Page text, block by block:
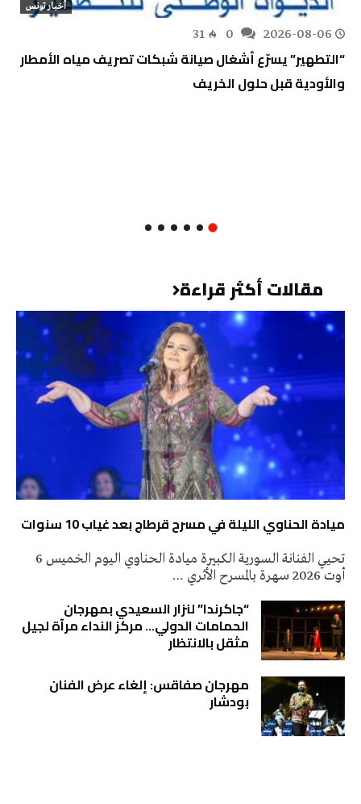
أخبار تونس
2026-08-06
31
“التطهير” يسرّع أشغال صيانة شبكات تصريف مياه الأمطار
والأودية قبل حلول الخريف
مقالات أكثر قراءة
ميادة الحناوي الليلة في مسرح قرطاج بعد غياب 10 سنوات
تحيي الفنانة السورية الكبيرة ميادة الحناوي اليوم الخميس 6
أوت 2026 سهرة بالمسرح الأثري …
“جاكرندا” لنزار السعيدي بمهرجان
الحمامات الدولي… مركز النداء مرآة لجيل
مثقل بالانتظار
مهرجان صفاقس: إلغاء عرض الفنان
بودشار